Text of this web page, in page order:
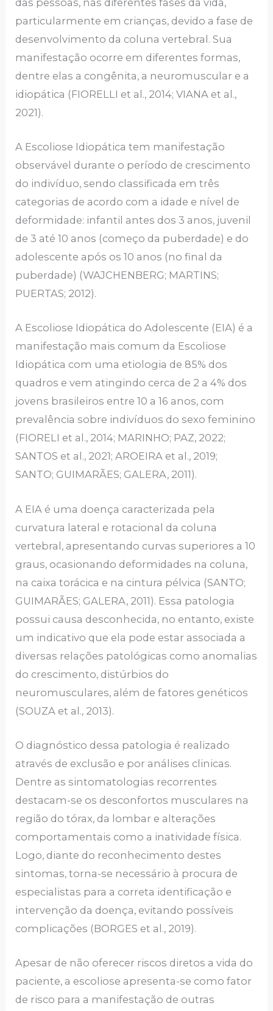
particularmente em crianças, devido a fase de
desenvolvimento da coluna vertebral. Sua
manifestação ocorre em diferentes formas,
dentre elas a congênita, a neuromuscular e a
idiopática (FIORELLI et al., 2014; VIANA et al.,
2021).
A Escoliose Idiopática tem manifestação
observável durante o período de crescimento
do indivíduo, sendo classificada em três
categorias de acordo com a idade e nível de
deformidade: infantil antes dos 3 anos, juvenil
de 3 até 10 anos (começo da puberdade) e do
adolescente após os 10 anos (no final da
puberdade) (WAJCHENBERG; MARTINS;
PUERTAS; 2012).
A Escoliose Idiopática do Adolescente (EIA) é a
manifestação mais comum da Escoliose
Idiopática com uma etiologia de 85% dos
quadros e vem atingindo cerca de 2 a 4% dos
jovens brasileiros entre 10 a 16 anos, com
prevalência sobre indivíduos do sexo feminino
(FIORELI et al., 2014; MARINHO; PAZ, 2022;
SANTOS et al., 2021; AROEIRA et al., 2019;
SANTO; GUIMARÃES; GALERA, 2011).
A EIA é uma doença caracterizada pela
curvatura lateral e rotacional da coluna
vertebral, apresentando curvas superiores a 10
graus, ocasionando deformidades na coluna,
na caixa torácica e na cintura pélvica (SANTO;
GUIMARÃES; GALERA, 2011). Essa patologia
possui causa desconhecida, no entanto, existe
um indicativo que ela pode estar associada a
diversas relações patológicas como anomalias
do crescimento, distúrbios do
neuromusculares, além de fatores genéticos
(SOUZA et al., 2013).
O diagnóstico dessa patologia é realizado
através de exclusão e por análises clinicas.
Dentre as sintomatologias recorrentes
destacam-se os desconfortos musculares na
região do tórax, da lombar e alterações
comportamentais como a inatividade física.
Logo, diante do reconhecimento destes
sintomas, torna-se necessário à procura de
especialistas para a correta identificação e
intervenção da doença, evitando possíveis
complicações (BORGES et al., 2019).
Apesar de não oferecer riscos diretos a vida do
paciente, a escoliose apresenta-se como fator
de risco para a manifestação de outras